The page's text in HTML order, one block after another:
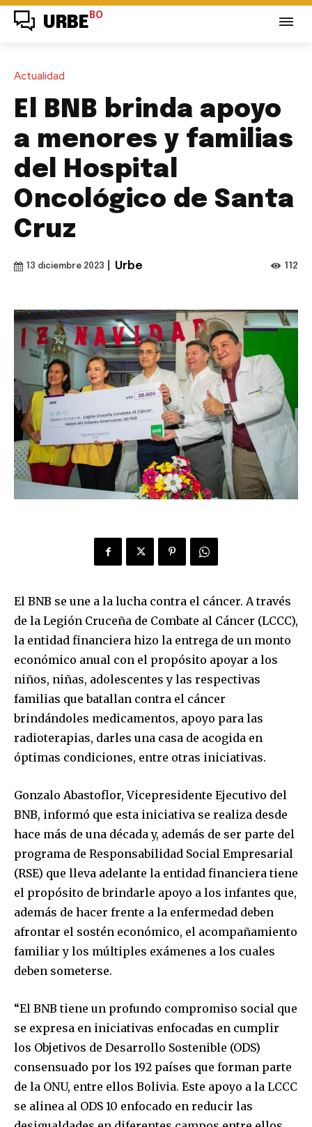
URBE BO
Actualidad
El BNB brinda apoyo
a menores y familias
del Hospital
Oncológico de Santa
Cruz
13 diciembre 2023 Urbe 112
El BNB se une a la lucha contra el cáncer. A través
de la Legión Cruceña de Combate al Cáncer (LCCC),
la entidad financiera hizo la entrega de un monto
económico anual con el propósito apoyar a los
niños, niñas, adolescentes y las respectivas
familias que batallan contra el cáncer
brindándoles medicamentos, apoyo para las
radioterapias, darles una casa de acogida en
óptimas condiciones, entre otras iniciativas.
Gonzalo Abastoflor, Vicepresidente Ejecutivo del
BNB, informó que esta iniciativa se realiza desde
hace más de una década y, además de ser parte del
programa de Responsabilidad Social Empresarial
(RSE) que lleva adelante la entidad financiera tiene
el propósito de brindarle apoyo a los infantes que,
además de hacer frente a la enfermedad deben
afrontar el sostén económico, el acompañamiento
familiar y los múltiples exámenes a los cuales
deben someterse.
“El BNB tiene un profundo compromiso social que
se expresa en iniciativas enfocadas en cumplir
los Objetivos de Desarrollo Sostenible (ODS)
consensuado por los 192 países que forman parte
de la ONU, entre ellos Bolivia. Este apoyo a la LCCC
se alinea al ODS 10 enfocado en reducir las